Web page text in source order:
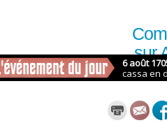
sur